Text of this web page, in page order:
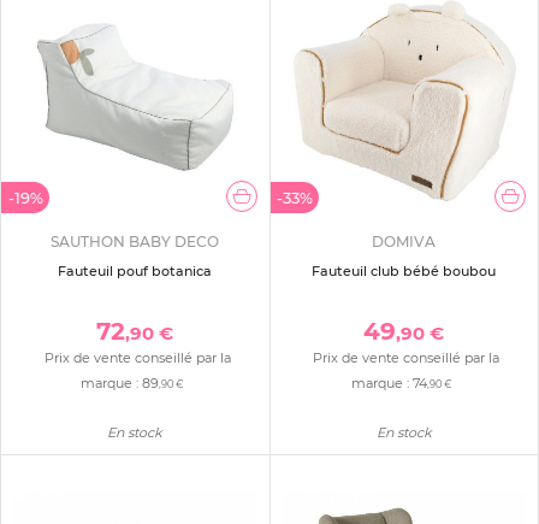
-19%
SAUTHON BABY DECO
Fauteuil pouf botanica
72,90 €
Prix de vente conseillé par la
marque :89,90 €
En stock
-33%
DOMIVA
Fauteuil club bébé boubou
49,90 €
Prix de vente conseillé par la
marque : 74,90 €
En stock